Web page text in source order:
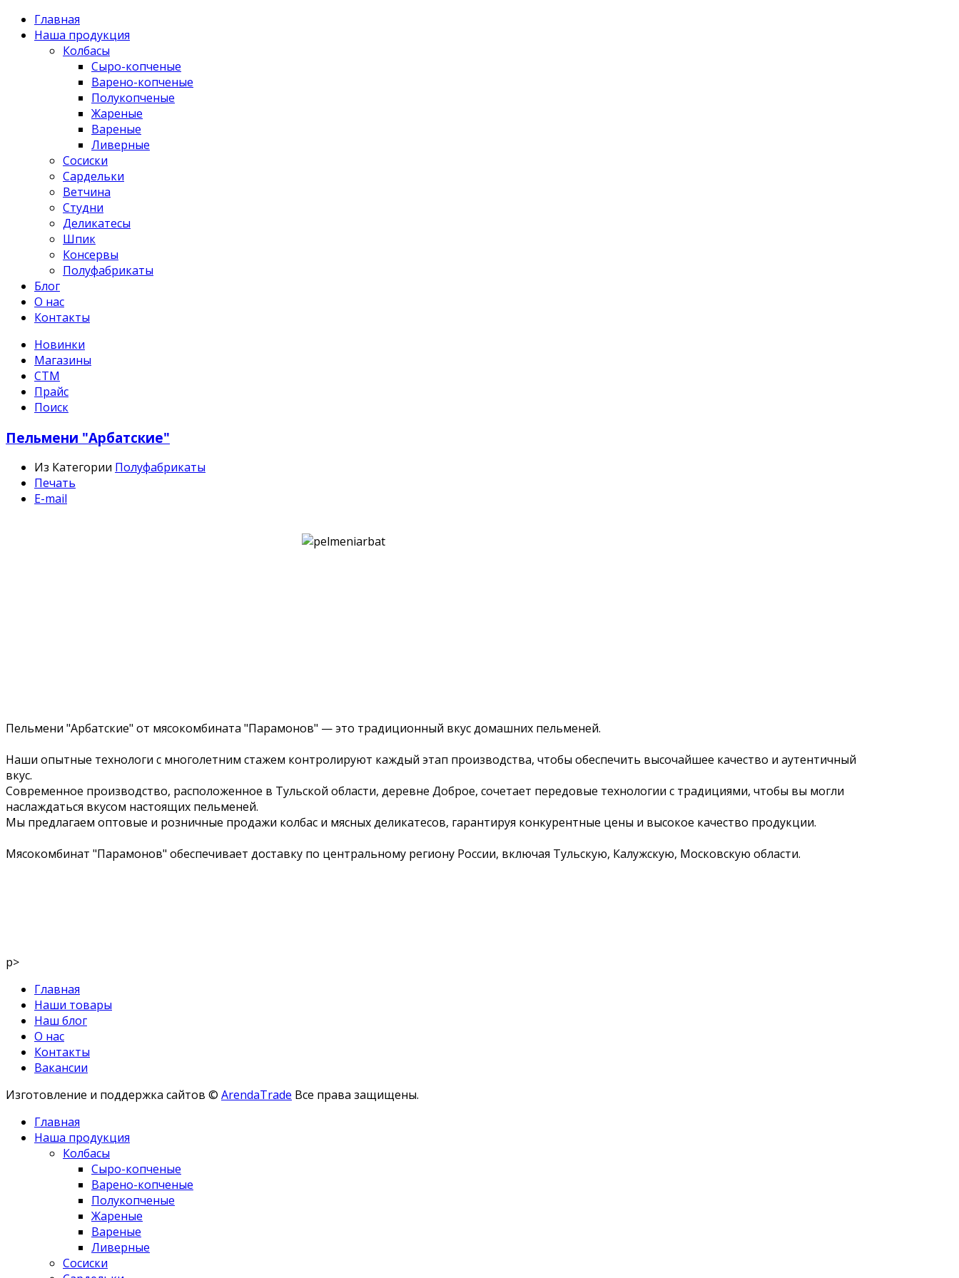
Главная
Наша продукция
Колбасы
Сыро-копченые
Варено-копченые
Полукопченые
Жареные
Вареные
Ливерные
Сосиски
Сардельки
Ветчина
Студни
Деликатесы
Шпик
Консервы
Полуфабрикаты
Блог
О нас
Контакты
Новинки
Магазины
СТМ
Прайс
Поиск
Пельмени "Арбатские"
Из Категории Полуфабрикаты
Печать
E-mail
Пельмени "Арбатские" от мясокомбината "Парамонов" — это традиционный вкус домашних пельменей.
Наши опытные технологи с многолетним стажем контролируют каждый этап производства, чтобы обеспечить высочайшее качество и аутентичный
вкус.
Современное производство, расположенное в Тульской области, деревне Доброе, сочетает передовые технологии с традициями, чтобы вы могли
наслаждаться вкусом настоящих пельменей.
Мы предлагаем оптовые и розничные продажи колбас и мясных деликатесов, гарантируя конкурентные цены и высокое качество продукции.
Мясокомбинат "Парамонов" обеспечивает доставку по центральному региону России, включая Тульскую, Калужскую, Московскую области.
p>
Главная
Наши товары
Наш блог
О нас
Контакты
Вакансии
Изготовление и поддержка сайтов © ArendaTrade Все права защищены.
Главная
Наша продукция
Колбасы
Сыро-копченые
Варено-копченые
Полукопченые
Жареные
Вареные
Ливерные
Сосиски